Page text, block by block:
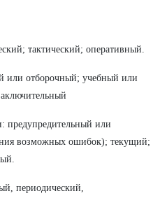
тактический; оперативный.
или отборочный; учебный или
предупредительный или
возможных ошибок); текущий;
периодический,